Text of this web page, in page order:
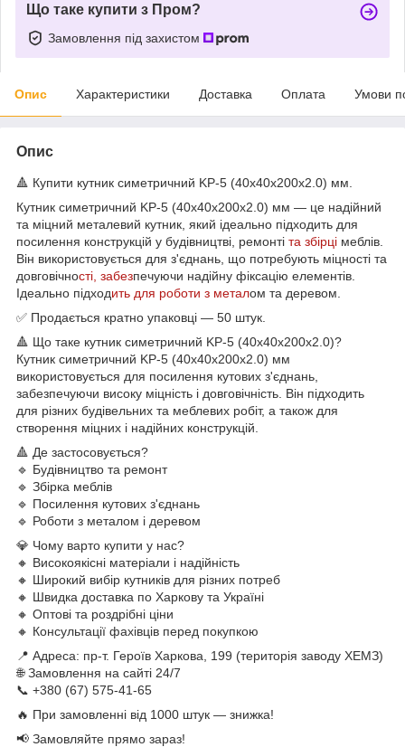
Що таке купити з Пром?
Замовлення під захистом
Опис Характеристики Доставка Оплата Умови
Опис
🔺 Купити кутник симетричний KP-5 (40x40x200x2.0) мм.
Кутник симетричний KP-5 (40x40x200x2.0) мм — це надійний
та міцний металевий кутник, який ідеально підходить для
посилення конструкцій у будівництві, ремонті та збірці меблів.
Він використовується для з'єднань, що потребують міцності та
довговічності, забезпечуючи надійну фіксацію елементів.
Ідеально підходить для роботи з металом та деревом.
✅ Продається кратно упаковці — 50 штук.
🔺 Що таке кутник симетричний KP-5 (40x40x200x2.0)?
Кутник симетричний KP-5 (40x40x200x2.0) мм
використовується для посилення кутових з'єднань,
забезпечуючи високу міцність і довговічність. Він підходить
для різних будівельних та меблевих робіт, а також для
створення міцних і надійних конструкцій.
🔺 Де застосовується?
🔹 Будівництво та ремонт
🔹 Збірка меблів
🔹 Посилення кутових з'єднань
🔹 Роботи з металом і деревом
💎 Чому варто купити у нас?
🔸 Високоякісні матеріали і надійність
🔸 Широкий вибір кутників для різних потреб
🔸 Швидка доставка по Харкову та Україні
🔸 Оптові та роздрібні ціни
🔸 Консультації фахівців перед покупкою
📍 Адреса: пр-т. Героїв Харкова, 199 (територія заводу ХЕМЗ)
🌐 Замовлення на сайті 24/7
📞 +380 (67) 575-41-65
🔥 При замовленні від 1000 штук — знижка!
📢 Замовляйте прямо зараз!